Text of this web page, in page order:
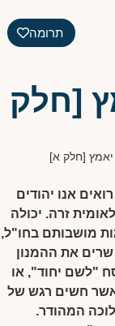
תרומה
[חלק
[חלק א]
אנו יהודים
זרה. יכולה
מושבותם בחו"ל,
שרים את ההמנון
"לשם יחוד", או
אשר חשים רגש של
המהודר.